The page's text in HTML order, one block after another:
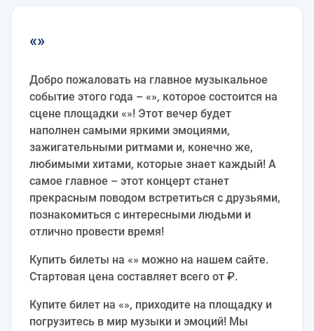
«»
Добро пожаловать на главное музыкальное
событие этого года – «», которое состоится на
сцене площадки «»! Этот вечер будет
наполнен самыми яркими эмоциями,
зажигательными ритмами и, конечно же,
любимыми хитами, которые знает каждый! А
самое главное – этот концерт станет
прекрасным поводом встретиться с друзьями,
познакомиться с интересными людьми и
отлично провести время!
Купить билеты на «» можно на нашем сайте.
Стартовая цена составляет всего от ₽.
Купите билет на «», приходите на площадку и
погрузитесь в мир музыки и эмоций! Мы